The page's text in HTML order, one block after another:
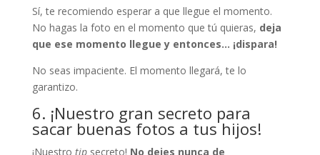
Sí, te recomiendo esperar a que llegue el momento.
No hagas la foto en el momento que tú quieras, deja
que ese momento llegue y entonces… ¡dispara!
No seas impaciente. El momento llegará, te lo
garantizo.
6. ¡Nuestro gran secreto para
sacar buenas fotos a tus hijos!
¡Nuestro tip secreto! No dejes nunca de